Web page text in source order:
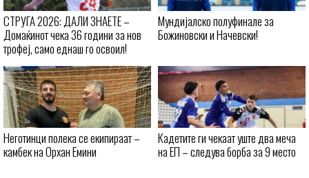
СТРУГА 2026: ДАЛИ ЗНАЕТЕ –
Домаќинот чека 36 години за нов
трофеј, само еднаш го освоил!
Мундијалско полуфинале за
Божиновски и Начевски!
Неготинци полека се екипираат –
камбек на Орхан Емини
Кадетите ги чекаат уште два меча
на ЕП – следува борба за 9 место